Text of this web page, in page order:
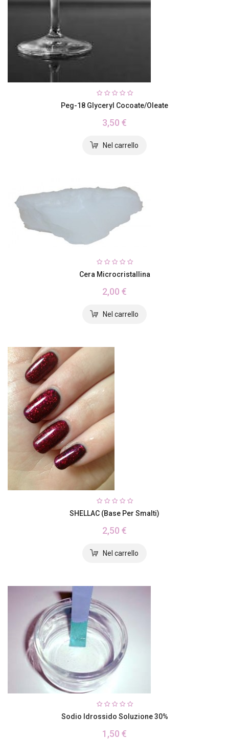
Peg-18 Glyceryl Cocoate/oleate
3,50 €
Cera Microcristallina
2,00 €
SHELLAC (base Per Smalti)
2,50 €
Sodio Idrossido Soluzione 30%
1,50 €